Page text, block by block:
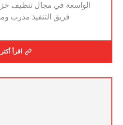
الواسعة في مجال تنظيف
فريق التنفيذ مدرب
اقرأ أكثر